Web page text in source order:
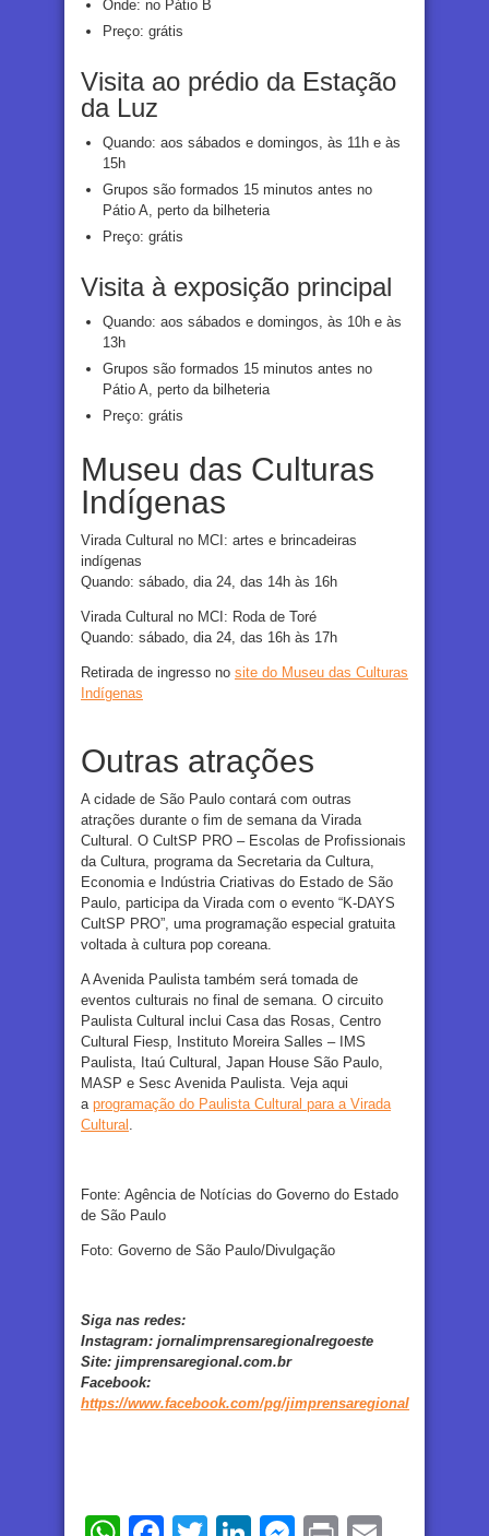
Onde: no Pátio B
Preço: grátis
Visita ao prédio da Estação
da Luz
Quando: aos sábados e domingos, às 11h e às
15h
Grupos são formados 15 minutos antes no
Pátio A, perto da bilheteria
Preço: grátis
Visita à exposição principal
Quando: aos sábados e domingos, às 10h e às
13h
Grupos são formados 15 minutos antes no
Pátio A, perto da bilheteria
Preço: grátis
Museu das Culturas
Indígenas
Virada Cultural no MCI: artes e brincadeiras
indígenas
Quando: sábado, dia 24, das 14h às 16h
Virada Cultural no MCI: Roda de Toré
Quando: sábado, dia 24, das 16h às 17h
Retirada de ingresso no site do Museu das Culturas
Indígenas
Outras atrações
A cidade de São Paulo contará com outras
atrações durante o fim de semana da Virada
Cultural. O CultSP PRO – Escolas de Profissionais
da Cultura, programa da Secretaria da Cultura,
Economia e Indústria Criativas do Estado de São
Paulo, participa da Virada com o evento “K-DAYS
CultSP PRO”, uma programação especial gratuita
voltada à cultura pop coreana.
A Avenida Paulista também será tomada de
eventos culturais no final de semana. O circuito
Paulista Cultural inclui Casa das Rosas, Centro
Cultural Fiesp, Instituto Moreira Salles – IMS
Paulista, Itaú Cultural, Japan House São Paulo,
MASP e Sesc Avenida Paulista. Veja aqui
a programação do Paulista Cultural para a Virada
Cultural .
Fonte: Agência de Notícias do Governo do Estado
de São Paulo
Foto: Governo de São Paulo/Divulgação
Siga nas redes:
Instagram: jornalimprensaregionalregoeste
Site: jimprensaregional.com.br
Facebook:
https://www.facebook.com/pg/jimprensaregional